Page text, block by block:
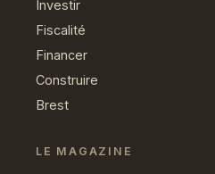
Investir
Fiscalité
Financer
Construire
Brest
LE MAGAZINE